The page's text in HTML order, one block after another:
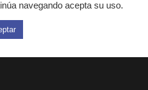
navegando acepta su uso.